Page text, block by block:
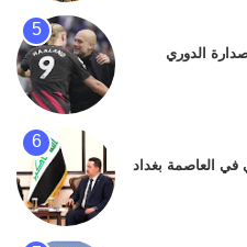
الدوري
في العاصمة بغداد